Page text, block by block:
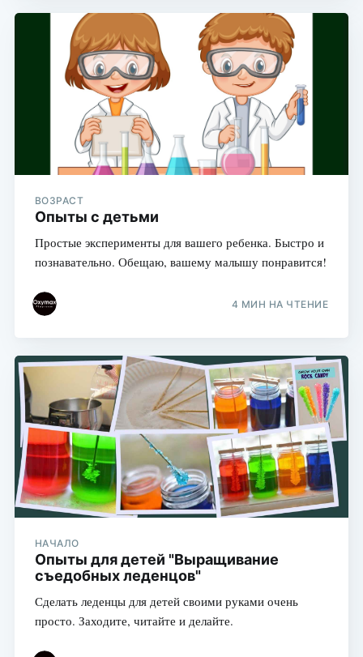
ВОЗРАСТ
Опыты с детьми
Простые эксперименты для вашего ребенка. Быстро и
познавательно. Обещаю, вашему малышу понравится!
4 МИН НА ЧТЕНИЕ
НАЧАЛО
Опыты для детей "Выращивание
съедобных леденцов"
Сделать леденцы для детей своими руками очень
просто. Заходите, читайте и делайте.